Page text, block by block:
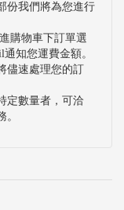
份我們將為您進行
購物車下訂單選
知您運費金額。
儘速處理您的訂
定數量者，可洽
。